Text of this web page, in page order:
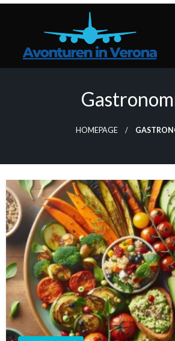
Doorgaan
Reisplannen, praktische tips,
HOMEPAGE